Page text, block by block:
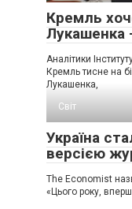
Крeмль
Лукaшенка
Аналітики
Кремль тисне на
Лукашенка,
Світ
Україна
версією
The Economist
«Цього року,